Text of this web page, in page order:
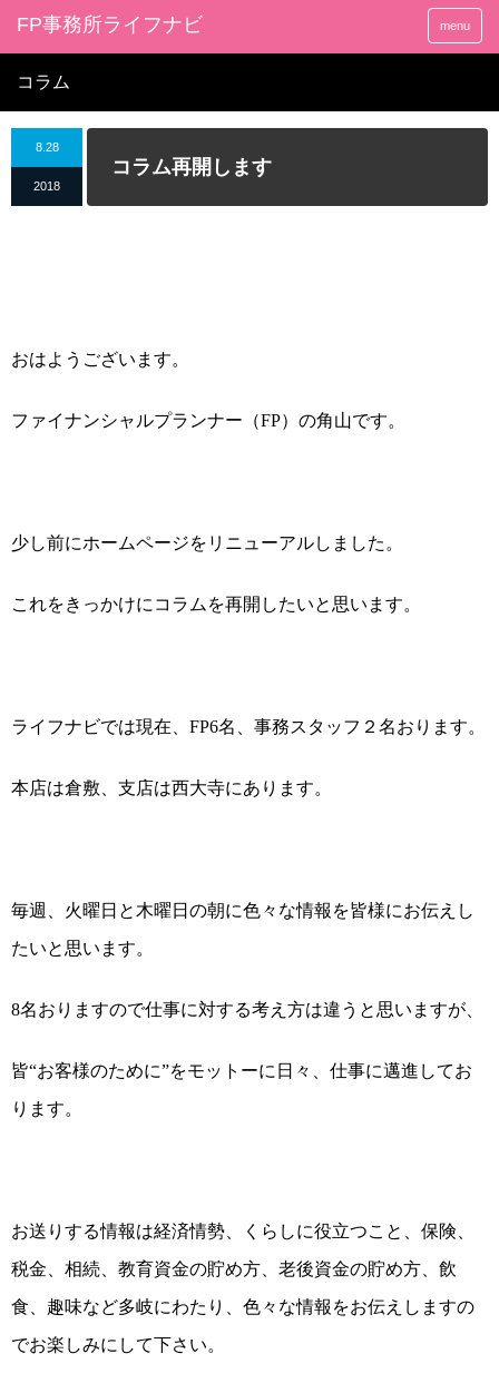
FP事務所ライフナビ menu
コラム
8.28
2018
コラム再開します
おはようございます。
ファイナンシャルプランナー（FP）の角山です。
少し前にホームページをリニューアルしました。
これをきっかけにコラムを再開したいと思います。
ライフナビでは現在、 FP6名、事務スタッフ２名おります。
本店は倉敷、支店は西大寺にあります。
毎週、火曜日と木曜日の朝に色々な情報を皆様にお伝えし
たいと思います。
8名おりますので仕事に対する考え方は違うと思いますが、
皆“お客様のために”をモットーに日々、仕事に邁進してお
ります。
お送りする情報は経済情勢、くらしに役立つこと、保険、
税金、相続、教育資金の貯め方、老後資金の貯め方、飲
食、趣味など多岐にわたり、色々な情報をお伝えしますの
でお楽しみにして下さい。